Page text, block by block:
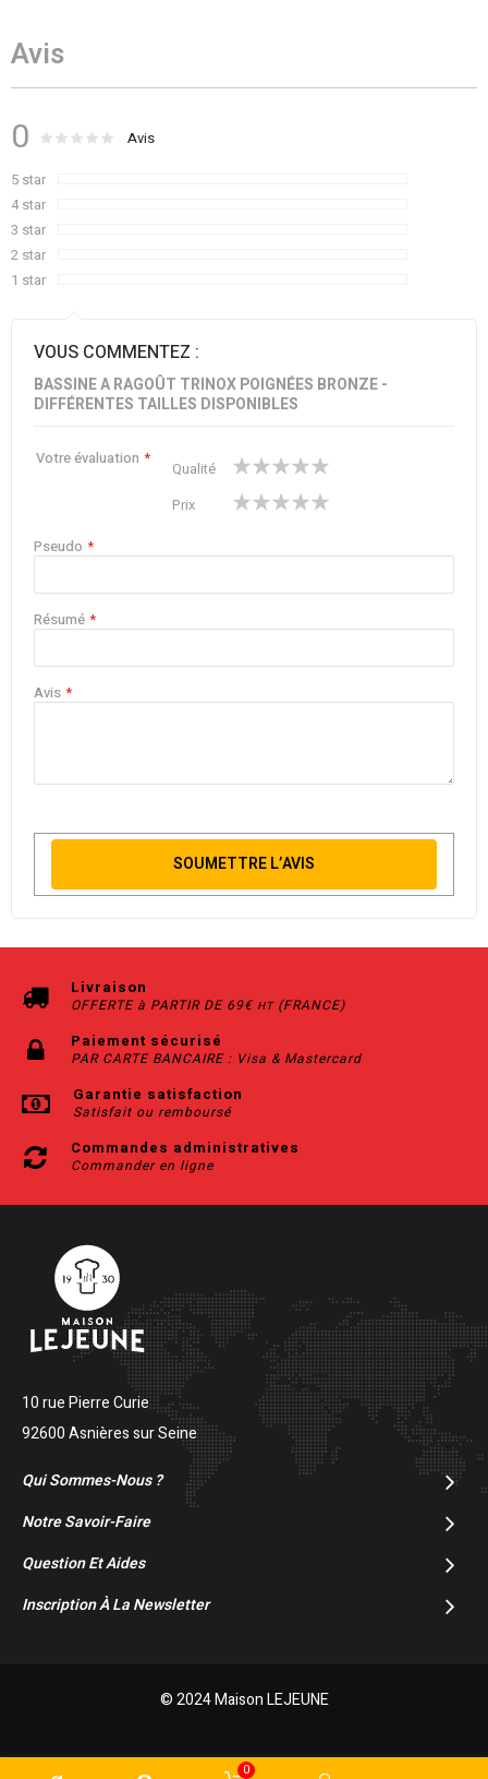
Avis
0 Évaluation : % of100
Avis
5 star
4 star
3 star
2 star
1 star
VOUS COMMENTEZ :
BASSINE A RAGOÛT TRINOX POIGNÉES BRONZE -
DIFFÉRENTES TAILLES DISPONIBLES
Votre évaluation
Qualité
starstarsstarsstarsstars
Prix
starstarsstarsstarsstars
Pseudo
Résumé
Avis
SOUMETTRE L’AVIS
Livraison
OFFERTE à PARTIR DE 69€ HT(FRANCE)
Paiement sécurisé
PAR CARTE BANCAIRE : Visa & Mastercard
Garantie satisfaction
Satisfait ou remboursé
Commandes administratives
Commander en ligne
10 rue Pierre Curie
92600 Asnières sur Seine
Qui Sommes-Nous ?
Notre Savoir-Faire
Question Et Aides
Inscription À La Newsletter
© 2024 Maison LEJEUNE
0